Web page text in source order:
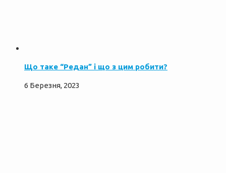
Що таке “Редан” і що з цим робити?
6 Березня, 2023